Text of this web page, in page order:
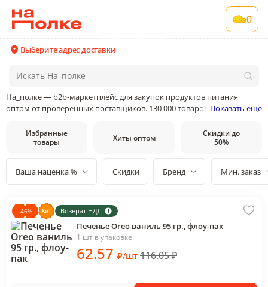
0
Выберите адрес доставки
На_полке — b2b-маркетплейс для закупок продуктов питания
оптом от проверенных поставщиков. 130 000 товаров от 400Показать ещё
Избранные
товары
Хиты оптом
Скидки до
50%
Ваша наценка % Скидки Бренд Мин. заказ
-46% Возврат НДС
Печенье Oreo ваниль 95 гр., флоу-пак
1 шт в упаковке
62.57 ₽/шт 116.05₽